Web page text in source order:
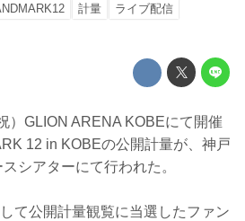
計量
ライブ配信
）GLION ARENA KOBEにて開催
12 in KOBEの公開計量が、神戸
シアターにて行われた。
て公開計量観覧に当選したファン